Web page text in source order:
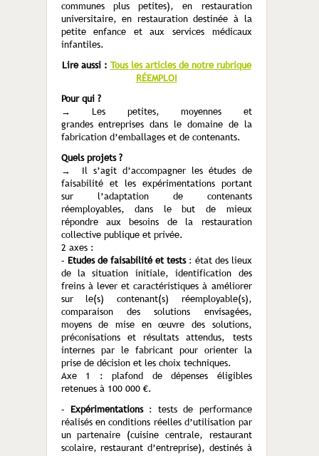
communes plus petites), en restauration
universitaire, en restauration destinée à la
petite enfance et aux services médicaux
infantiles.
Lire aussi : Tous les articles de notre rubrique
RÉEMPLOI
Pour qui ?
→ Les petites, moyennes et
grandes entreprises dans le domaine de la
fabrication d’emballages et de contenants.
Quels projets ?
→ Il s’agit d’accompagner les études de
faisabilité et les expérimentations portant
sur l’adaptation de contenants
réemployables, dans le but de mieux
répondre aux besoins de la restauration
collective publique et privée.
2 axes :
– Etudes de faisabilité et tests: état des lieux
de la situation initiale, identification des
freins à lever et caractéristiques à améliorer
sur le(s) contenant(s) réemployable(s),
comparaison des solutions envisagées,
moyens de mise en œuvre des solutions,
préconisations et résultats attendus, tests
internes par le fabricant pour orienter la
prise de décision et les choix techniques.
Axe 1 : plafond de dépenses éligibles
retenues à 100 000 €.
– Expérimentations: tests de performance
réalisés en conditions réelles d’utilisation par
un partenaire (cuisine centrale, restaurant
scolaire, restaurant d’entreprise), destinés à